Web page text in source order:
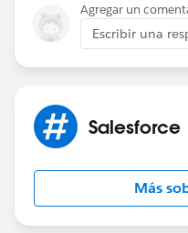
Agregar un
Escribir una
Salesforce
Más